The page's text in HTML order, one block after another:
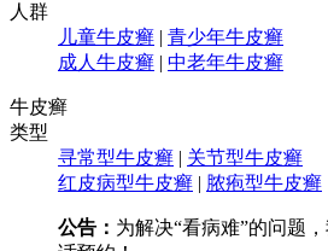
人群
儿童牛皮癣 | 青少年牛皮癣
成人牛皮癣 | 中老年牛皮癣
牛皮癣
类型
寻常型牛皮癣 | 关节型牛皮癣
红皮病型牛皮癣 | 脓疱型牛皮癣
公告： 为解决“看病难”的问题